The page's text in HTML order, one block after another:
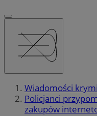
Wiadomości
Policjanci
zakupów